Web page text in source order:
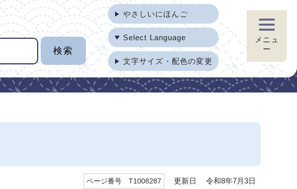
やさしいにほんご
Select Language
文字サイズ・配色の変更
メニュ
ー
ページ番号 T1008287 更新日 令和8年7月3日